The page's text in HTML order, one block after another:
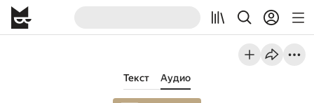
Текст Аудио